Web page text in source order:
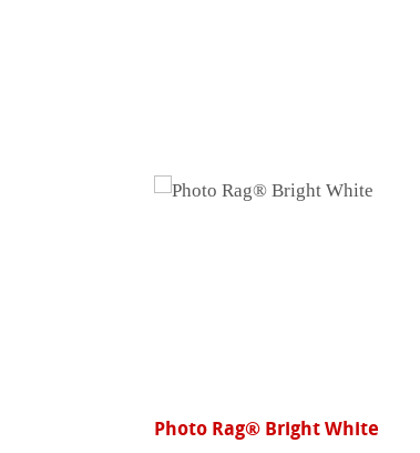
Signing Pen Duo